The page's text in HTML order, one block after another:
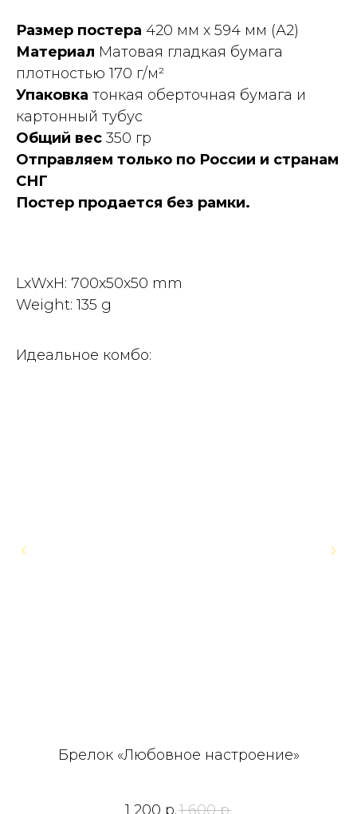
Размер постера 420 мм х 594 мм (А2)
Материал Матовая гладкая бумага
плотностью 170 г/м²
Упаковка тонкая оберточная бумага и
картонный тубус
Общий вес 350 гр
Отправляем только по России и странам
СНГ
Постер продается без рамки.
LxWxH: 700x50x50 mm
Weight: 135 g
Идеальное комбо:
Брелок «Любовное настроение»
1 200 р.1 600 р.